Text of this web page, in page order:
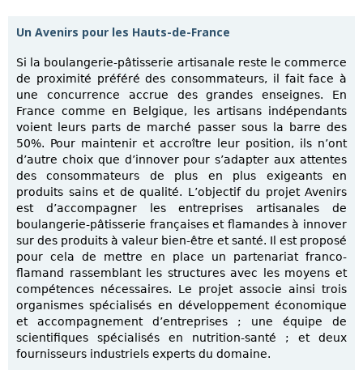
Un Avenirs pour les Hauts-de-France
Si la boulangerie-pâtisserie artisanale reste le commerce
de proximité préféré des consommateurs, il fait face à
une concurrence accrue des grandes enseignes. En
France comme en Belgique, les artisans indépendants
voient leurs parts de marché passer sous la barre des
50%. Pour maintenir et accroître leur position, ils n’ont
d’autre choix que d’innover pour s’adapter aux attentes
des consommateurs de plus en plus exigeants en
produits sains et de qualité. L’objectif du projet Avenirs
est d’accompagner les entreprises artisanales de
boulangerie-pâtisserie françaises et flamandes à innover
sur des produits à valeur bien-être et santé. Il est proposé
pour cela de mettre en place un partenariat franco-
flamand rassemblant les structures avec les moyens et
compétences nécessaires. Le projet associe ainsi trois
organismes spécialisés en développement économique
et accompagnement d’entreprises ; une équipe de
scientifiques spécialisés en nutrition-santé ; et deux
fournisseurs industriels experts du domaine.